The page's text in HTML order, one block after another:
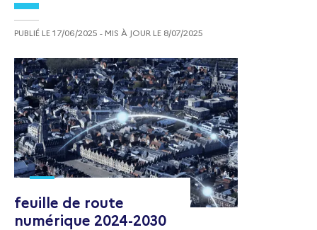
PUBLIÉ LE 17/06/2025 - MIS À JOUR LE 8/07/2025
feuille de route
numérique 2024-2030